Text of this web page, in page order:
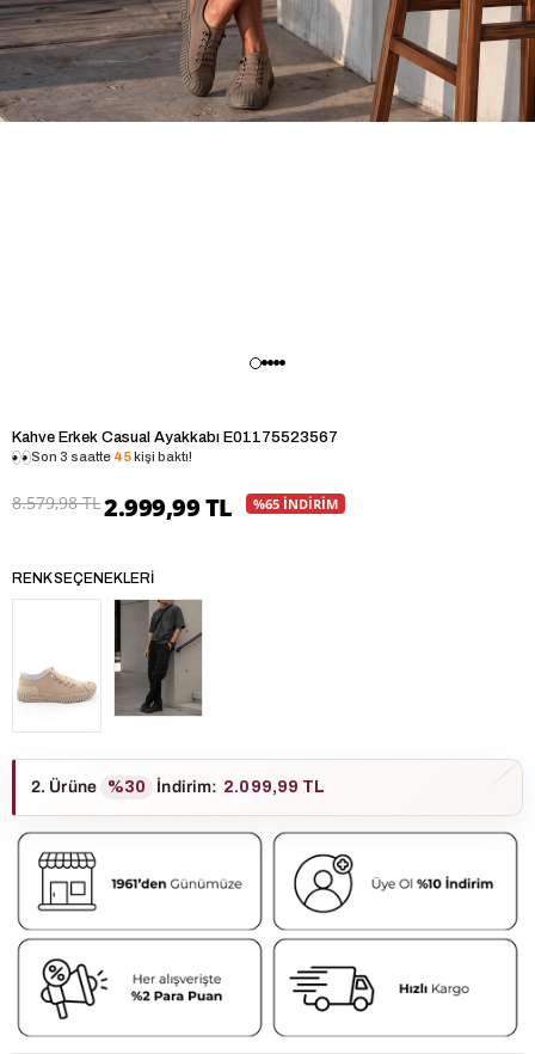
Kahve Erkek Casual Ayakkabı E01175523567
Son 3 saatte 45kişi baktı!
8.579,98 TL2.999,99 TL %65 İNDİRİM
RENK SEÇENEKLERI
2. Ürüne %30 İndirim: 2.099,99 TL